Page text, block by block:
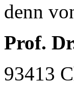
denn
Prof.
93413